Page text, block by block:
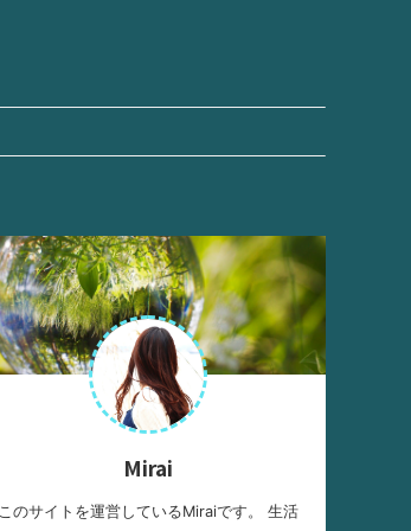
Mirai
このサイトを運営しているMiraiです。 生活